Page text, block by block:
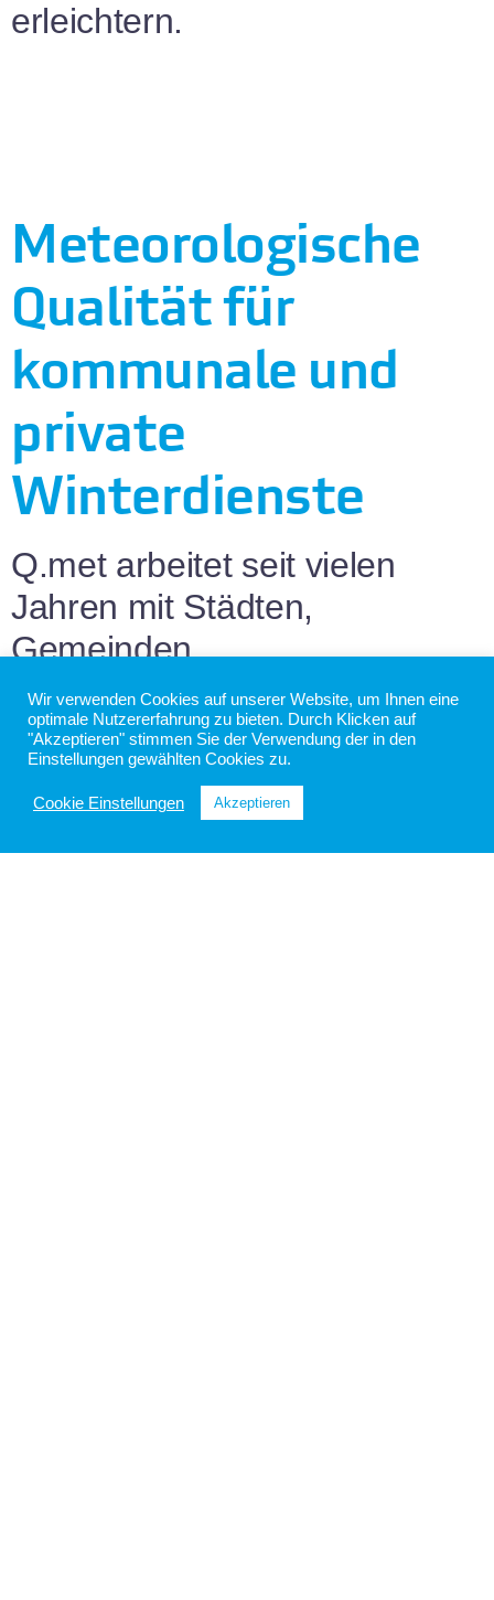
erleichtern.
Meteorologische
Qualität für
kommunale und
private
Winterdienste
Q.met arbeitet seit vielen
Jahren mit Städten,
Gemeinden,
Straßenmeistereien,
Autobahn- und
Flughafenbetreibern sowie
privaten
Winterdienstunternehmen
Wir verwenden Cookies auf unserer Website, um Ihnen eine
optimale Nutzererfahrung zu bieten. Durch Klicken auf
"Akzeptieren" stimmen Sie der Verwendung der in den
Einstellungen gewählten Cookies zu.
Cookie Einstellungen Akzeptieren